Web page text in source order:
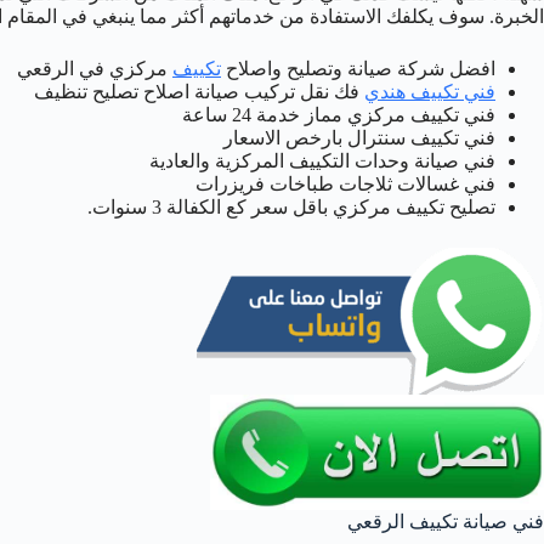
الخبرة. سوف يكلفك الاستفادة من خدماتهم أكثر مما ينبغي في المقام
افضل شركة صيانة وتصليح واصلاح تكييف مركزي في الرقعي
فني تكييف هندي فك نقل تركيب صيانة اصلاح تصليح تنظيف
فني تكييف مركزي مماز خدمة 24 ساعة
فني تكييف سنترال بارخص الاسعار
فني صيانة وحدات التكييف المركزية والعادية
فني غسالات ثلاجات طباخات فريزرات
تصليح تكييف مركزي باقل سعر كع الكفالة 3 سنوات.
فني صيانة تكييف الرقعي